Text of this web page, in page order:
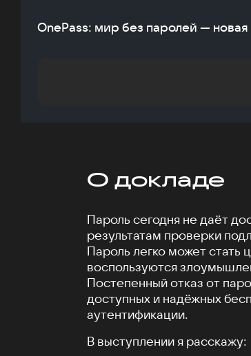
OnePass: мир без паролей — новая
О докладе
Пароль сегодня не даёт
результатам проверки
Пароль легко может стать
воспользуются
Постепенный отказ от
доступных и надёжных
аутентификации.
В выступлении я расскажу: